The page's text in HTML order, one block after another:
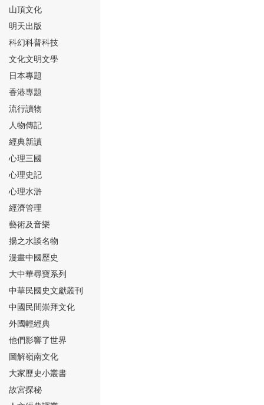
⑬
⑭
⑮
⑯
⑰
山頂文化
明天出版
科幻科普科技
文化文明文學
日本專題
香港專題
流行讀物
人物傳記
經典新讀
心理三國
心理史記
心理水滸
經濟管理
藝術及音樂
揚之水談名物
漫畫中國歷史
大中華尋寶系列
中華民國史文獻叢刊
中國民間崇拜文化
外國輕經典
他們影響了世界
圖解嶺南文化
大家歷史小叢書
故宮探秘